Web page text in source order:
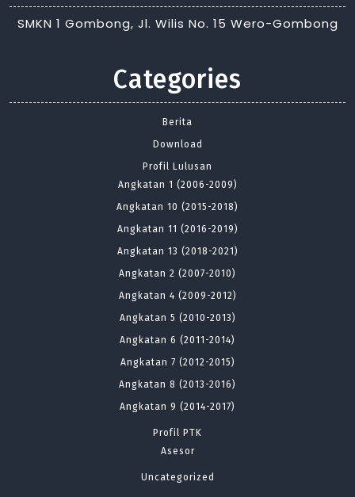
SMKN 1 Gombong, Jl. Wilis No. 15 Wero-Gombong
Categories
Berita
Download
Profil Lulusan
Angkatan 1 (2006-2009)
Angkatan 10 (2015-2018)
Angkatan 11 (2016-2019)
Angkatan 13 (2018-2021)
Angkatan 2 (2007-2010)
Angkatan 4 (2009-2012)
Angkatan 5 (2010-2013)
Angkatan 6 (2011-2014)
Angkatan 7 (2012-2015)
Angkatan 8 (2013-2016)
Angkatan 9 (2014-2017)
Profil PTK
Asesor
Uncategorized